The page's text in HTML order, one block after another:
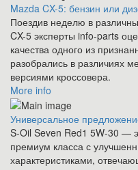
Mazda CX-5: бензин или
Поездив неделю в
CX-5 эксперты info-parts
качества одного из
разобрались в различиях
версиями кроссовера.
More info
Универсальное
S-Oil Seven Red1 5W-30 —
премиум класса с
характеристиками,